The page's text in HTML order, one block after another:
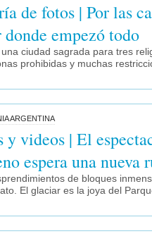
de fotos | Por las
empezó todo
ciudad sagrada para tres
prohibidas y muchas
ARGENTINA
y videos | El
espera una nueva
de bloques
El glaciar es la joya del